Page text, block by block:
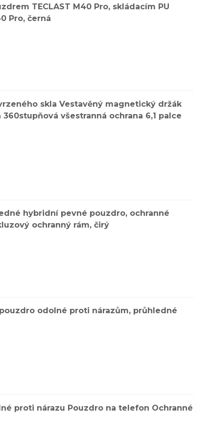
TECLAST M40 Pro, skládacím PU
Pro, černá
skla Vestavěný magnetický držák
všestranná ochrana 6,1 palce
hybridní pevné pouzdro, ochranné
ochranný rám, čirý
odolné proti nárazům, průhledné
proti nárazu Pouzdro na telefon Ochranné